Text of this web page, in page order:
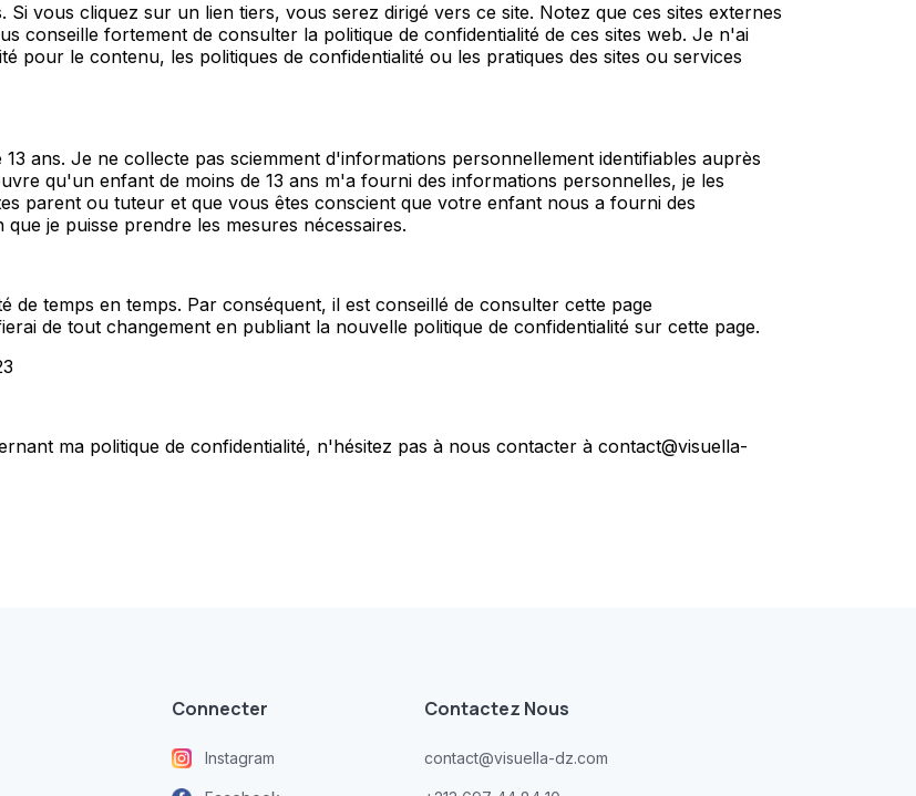
vous cliquez sur un lien tiers, vous serez dirigé vers ce site. Notez que ces sites externes
conseille fortement de consulter la politique de confidentialité de ces sites web. Je n'ai
pour le contenu, les politiques de confidentialité ou les pratiques des sites ou services
ans. Je ne collecte pas sciemment d'informations personnellement identifiables auprès
qu'un enfant de moins de 13 ans m'a fourni des informations personnelles, je les
parent ou tuteur et que vous êtes conscient que votre enfant nous a fourni des
je puisse prendre les mesures nécessaires.
temps en temps. Par conséquent, il est conseillé de consulter cette page
de tout changement en publiant la nouvelle politique de confidentialité sur cette page.
ma politique de confidentialité, n'hésitez pas à nous contacter à contact@visuella-
Connecter
Instagram
Contactez Nous
contact@visuella-dz.com